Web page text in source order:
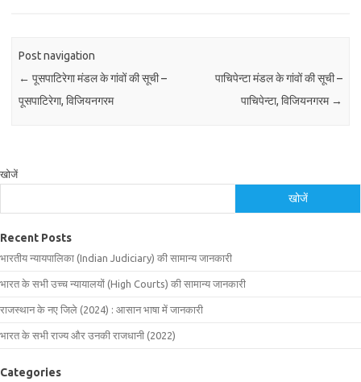
Post navigation
← पूसपाटिरेगा मंडल के गांवों की सूची –
पूसपाटिरेगा, विजियनगरम
पाचिपेन्टा मंडल के गांवों की सूची –
पाचिपेन्टा, विजियनगरम →
खोजें
खोजें
Recent Posts
भारतीय न्यायपालिका (Indian Judiciary) की सामान्य जानकारी
भारत के सभी उच्च न्यायालयों (High Courts) की सामान्य जानकारी
राजस्थान के नए जिले (2024) : आसान भाषा में जानकारी
भारत के सभी राज्य और उनकी राजधानी (2022)
Categories